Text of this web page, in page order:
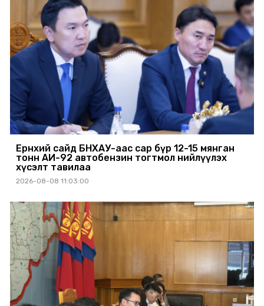
Ерөнхий сайд БНХАУ-аас сар бүр 12-15 мянган
тонн АИ-92 автобензин тогтмол нийлүүлэх
хүсэлт тавилаа
2026-08-08 11:03:00